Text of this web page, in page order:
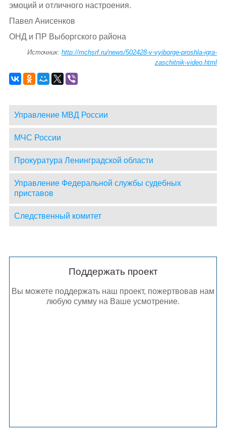
эмоций и отличного настроения.
Павел Анисенков
ОНД и ПР Выборгского района
Источник:http://mchsrf.ru/news/502428-v-vyiborge-proshla-igra-
zaschitnik-video.html
Управление МВД России
МЧС России
Прокуратура Ленинградской области
Управление Федеральной службы судебных
приставов
Следственный комитет
Поддержать проект
Вы можете поддержать наш проект, пожертвовав нам
любую сумму на Ваше усмотрение.